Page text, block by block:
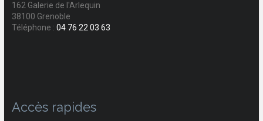
162 Galerie de l'Arlequin
38100 Grenoble
Téléphone : 04 76 22 03 63
Accès rapides